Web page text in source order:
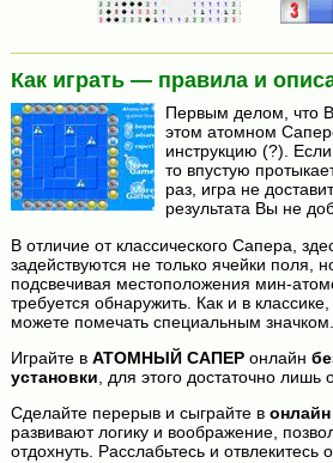
Как играть — правила и
Первым делом, что
этом атомном
инструкцию (?).
то впустую
раз, игра не
результата Вы не
В отличие от классического Сапера,
задействуются не только ячейки поля,
подсвечивая местоположения мин-
требуется обнаружить. Как и в
можете помечать специальным значком.
Играйте в АТОМНЫЙ САПЕРонлайн
установки , для этого достаточно лишь
Сделайте перерыв и сыграйте в
развивают логику и воображение,
отдохнуть. Расслабьтесь и отвлекитесь